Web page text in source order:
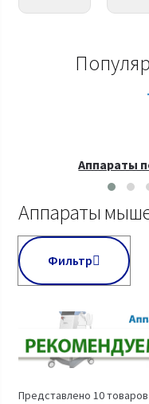
Аппараты
Аппараты
Фильтр
Представлено 10 товаров